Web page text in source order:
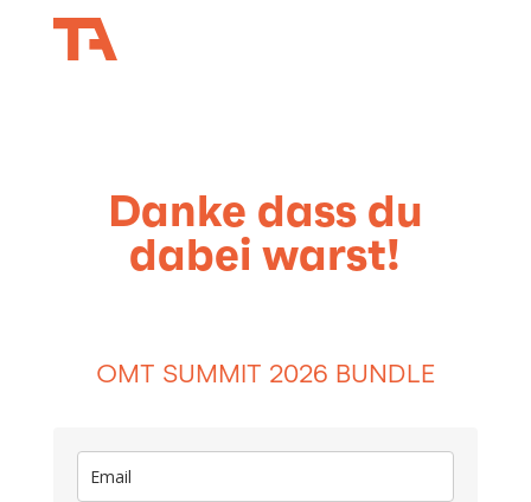
Danke dass du
dabei warst!
OMT SUMMIT 2026 BUNDLE